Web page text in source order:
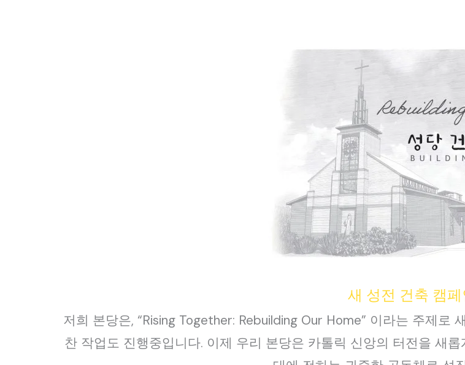
새 성전 건축 캠페
저희 본당은, “Rising Together: Rebuilding Our Home” 이라는 주제
찬 작업도 진행중입니다. 이제 우리 본당은 카톨릭 신앙의 터전을 새